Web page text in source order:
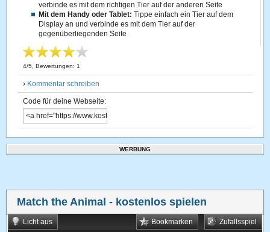
verbinde es mit dem richtigen Tier auf der anderen Seite
Mit dem Handy oder Tablet:Tippe einfach ein Tier auf dem
Display an und verbinde es mit dem Tier auf der
gegenüberliegenden Seite
4/5 , Bewertungen: 1
› Kommentar schreiben
Code für deine Webseite:
WERBUNG
Match the Animal - kostenlos spielen
Licht aus Zufallsspiel
Bookmarken